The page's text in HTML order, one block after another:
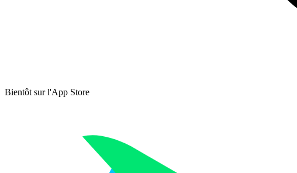
Bientôt sur l'App Store